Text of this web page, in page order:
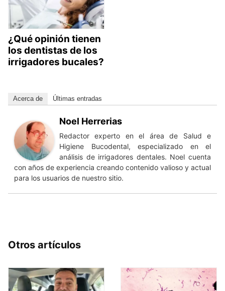
¿Qué opinión tienen
los dentistas de los
irrigadores bucales?
Acerca de Últimas entradas
Noel Herrerias
Redactor experto en el área de Salud e
Higiene Bucodental, especializado en el
análisis de irrigadores dentales. Noel cuenta
con años de experiencia creando contenido valioso y actual
para los usuarios de nuestro sitio.
Otros artículos